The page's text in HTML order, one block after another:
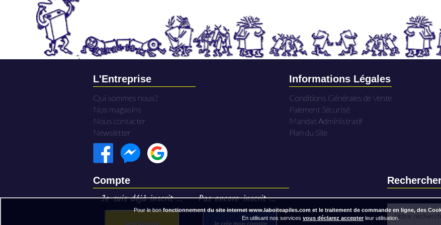
L'Entreprise
Qui sommes nous?
Nos magasins
Nous contacter
Newsletter
Informations Légales
Conditions Générales de Vente
Paiement Sécurisé
Mandat Administratif
Plan du Site
Compte
Je suis déjà inscrit ...
Je m'identifie
Pas encore inscrit ...
Je crée mon compte
Pour le bonfonctionnement du site internet www.laboiteapiles.com et le traitement de commande en ligne, des
En utilisant nos services vous déclarez accepterleur utilisation.